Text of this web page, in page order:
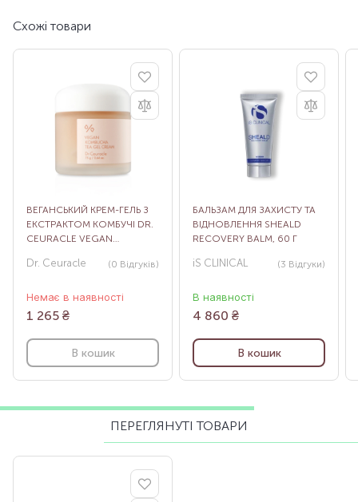
Схожі товари
ВЕГАНСЬКИЙ КРЕМ-ГЕЛЬ З
ЕКСТРАКТОМ КОМБУЧІ DR.
CEURACLE VEGAN
CREAM, 75 Г
Dr. Ceuracle (0 Відгуків)
Немає в наявності
1 265 ₴
В кошик
БАЛЬЗАМ ДЛЯ ЗАХИСТУ ТА
ВІДНОВЛЕННЯ SHEALD
RECOVERY BALM, 60 Г
iS CLINICAL (3 Відгуки)
В наявності
4 860 ₴
В кошик
ПЕРЕГЛЯНУТІ ТОВАРИ